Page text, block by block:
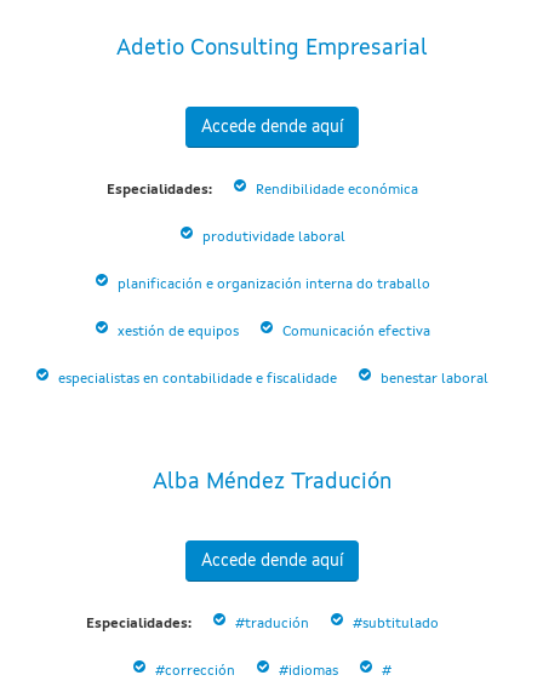
Adetio Consulting Empresarial
Accede dende aquí
Especialidades: Rendibilidade económica
produtividade laboral
planificación e organización interna do traballo
xestión de equipos Comunicación efectiva
especialistas en contabilidade e fiscalidade benestar laboral
Alba Méndez Tradución
Accede dende aquí
Especialidades: #tradución #subtitulado
#corrección #idiomas #